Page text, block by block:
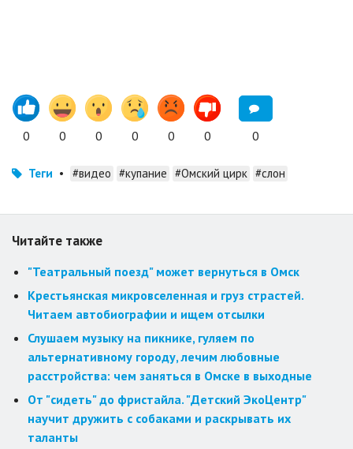
0 0 0 0 0 0 0
Теги • #видео #купание #Омский цирк #слон
Читайте также
"Театральный поезд" может вернуться в Омск
Крестьянская микровселенная и груз страстей.
Читаем автобиографии и ищем отсылки
Слушаем музыку на пикнике, гуляем по
альтернативному городу, лечим любовные
расстройства: чем заняться в Омске в выходные
От "сидеть" до фристайла. "Детский ЭкоЦентр"
научит дружить с собаками и раскрывать их
таланты